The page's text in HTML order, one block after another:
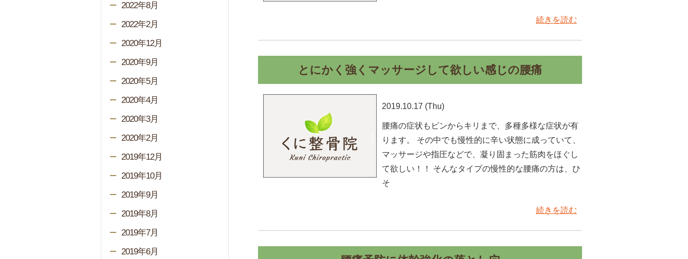
続きを読む
とにかく強くマッサージして欲しい感じの腰痛
2019.10.17 (Thu)
腰痛の症状もピンからキリまで、多種多様な症状が有
ります。 その中でも慢性的に辛い状態に成っていて、
マッサージや指圧などで、凝り固まった筋肉をほぐし
て欲しい！！ そんなタイプの慢性的な腰痛の方は、ひ
そ
続きを読む
2022年8月
2022年2月
2020年12月
2020年9月
2020年5月
2020年4月
2020年3月
2020年2月
2019年12月
2019年10月
2019年9月
2019年8月
2019年7月
2019年6月